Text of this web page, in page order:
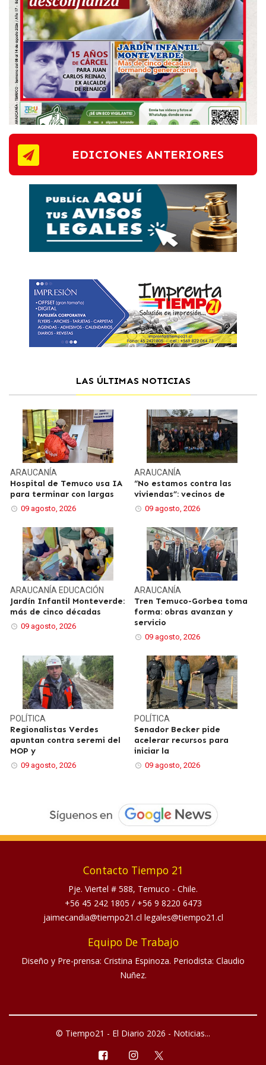
EDICIONES ANTERIORES
LAS ÚLTIMAS NOTICIAS
ARAUCANÍA
Hospital de Temuco usa IA
para terminar con largas
09 agosto, 2026
ARAUCANÍA
“No estamos contra las
viviendas”: vecinos de
09 agosto, 2026
ARAUCANÍA EDUCACIÓN
Jardín Infantil Monteverde:
más de cinco décadas
09 agosto, 2026
ARAUCANÍA
Tren Temuco-Gorbea toma
forma: obras avanzan y
servicio
09 agosto, 2026
POLÍTICA
Regionalistas Verdes
apuntan contra seremi del
MOP y
09 agosto, 2026
POLÍTICA
Senador Becker pide
acelerar recursos para
iniciar la
09 agosto, 2026
Contacto Tiempo 21
Pje. Viertel # 588, Temuco - Chile.
+56 45 242 1805 / +56 9 8220 6473
jaimecandia@tiempo21.cl legales@tiempo21.cl
Equipo De Trabajo
Diseño y Pre-prensa: Cristina Espinoza. Periodista: Claudio
Nuñez.
© Tiempo21 - El Diario 2026 - Noticias...